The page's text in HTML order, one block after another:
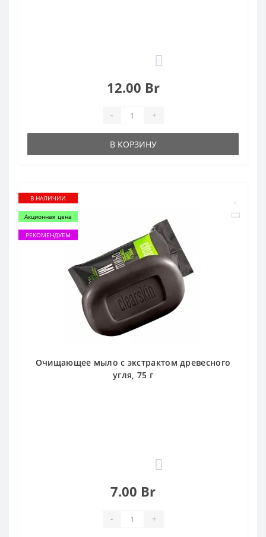
12.00 Br
- +
В КОРЗИНУ
В НАЛИЧИИ
Акционная цена
РЕКОМЕНДУЕМ
Очищающее мыло с экстрактом древесного
угля, 75 г
7.00 Br
- +